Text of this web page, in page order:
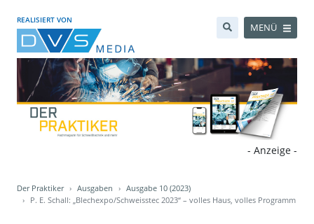
REALISIERT VON
MENÜ
- Anzeige -
Der Praktiker Ausgaben
Ausgabe 10 (2023)
P. E. Schall: „Blechexpo/Schweisstec 2023“ – volles Haus, volles Programm